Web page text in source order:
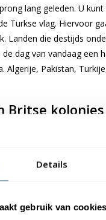
Details
gebruik van cookies
lang geleden. U
Turkse vlag. Hiervoor
Landen die destijds
dag van vandaag een
Algerije, Pakistan,
Britse kolonies
heeft zoals
Landen die onder het
landen ontstond
in de landsvlaggen. De